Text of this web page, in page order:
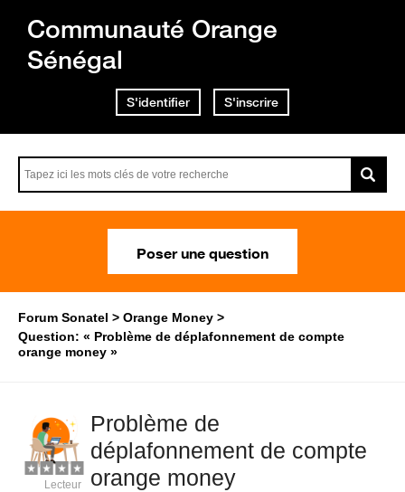
Communauté Orange
Sénégal
S'identifier S'inscrire
Poser une question
Forum Sonatel
Orange Money
Question: « Problème de déplafonnement de compte
orange money »
Problème de
déplafonnement de compte
orange money
Lecteur